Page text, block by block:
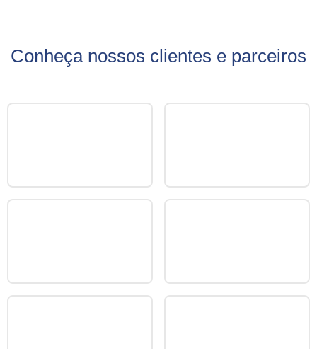
Conheça nossos clientes e parceiros